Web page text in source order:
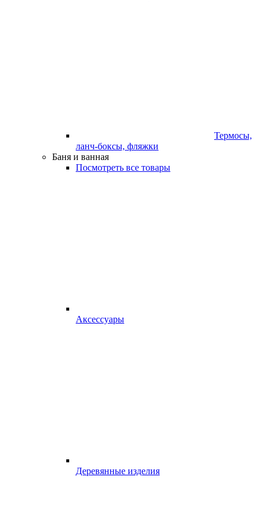
Термосы,
ланч-боксы, фляжки
Баня и ванная
Посмотреть все товары
Аксессуары
Деревянные изделия